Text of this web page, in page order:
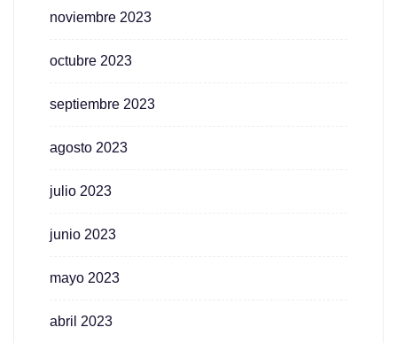
noviembre 2023
octubre 2023
septiembre 2023
agosto 2023
julio 2023
junio 2023
mayo 2023
abril 2023